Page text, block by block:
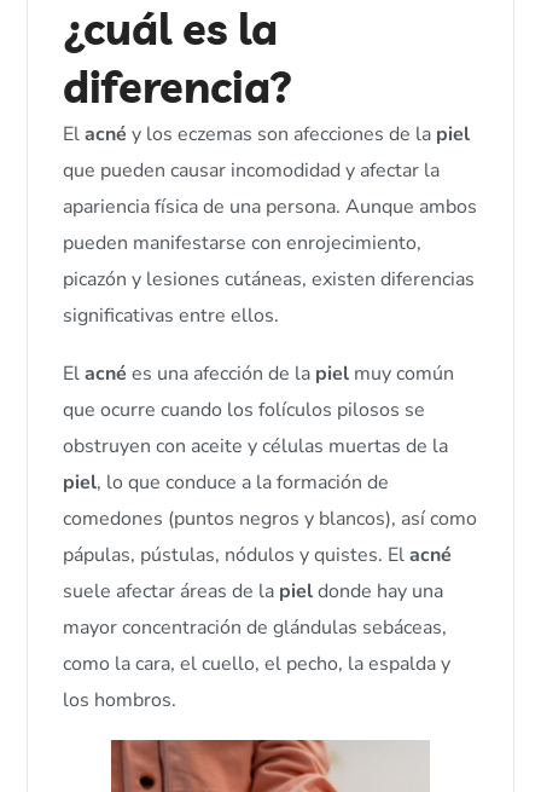
¿cuál es la
diferencia?
Elacné y los eczemas son afecciones de la piel
que pueden causar incomodidad y afectar la
apariencia física de una persona. Aunque ambos
pueden manifestarse con enrojecimiento,
picazón y lesiones cutáneas, existen diferencias
significativas entre ellos.
Elacné es una afección de la piel muy común
que ocurre cuando los folículos pilosos se
obstruyen con aceite y células muertas de la
piel, lo que conduce a la formación de
comedones (puntos negros y blancos), así como
pápulas, pústulas, nódulos y quistes. Elacné
suele afectar áreas de la pieldonde hay una
mayor concentración de glándulas sebáceas,
como la cara, el cuello, el pecho, la espalda y
los hombros.